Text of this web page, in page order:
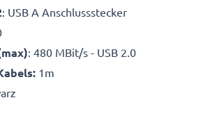
: USB A Anschlussstecker
: 480 MBit/s - USB 2.0
1m